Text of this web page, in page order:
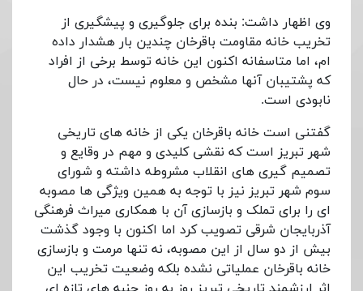
وی اظهار داشت: بنده برای جلوگیری و پیشگیری از
تخریب خانه مقاومت باقرخان چندین بار هشدار داده
ام، اما متاسفانه اکنون این خانه توسط برخی از افراد
که پشتیبان آنها مشخص و معلوم نیست، در حال
نابودی است.
گفتنی است خانه باقرخان یکی از خانه های تاریخی
شهر تبریز است که نقشی کلیدی و مهم در وقایع و
تصمیم گیری های انقلاب مشروطه داشته و شورای
سوم شهر تبریز نیز با توجه به همین ویژگی ها مصوبه
ای را برای تملک و بازسازی آن با همکاری میراث فرهنگی
آذربایجان شرقی تصویب کرد اما اکنون با وجود گذشت
بیش از دو سال از این مصوبه، نه تنها مرمت و بازسازی
خانه باقرخان عملیاتی نشده بلکه وضعیت تخریب این